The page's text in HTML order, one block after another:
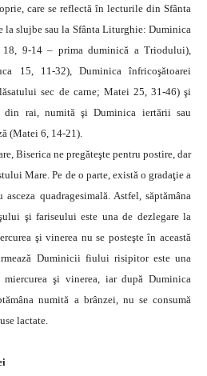
care se reflectă în lecturile din Sfânta
la slujbe sau la Sfânta Liturghie: Duminica
9-14 – prima duminică a Triodului),
15, 11-32), Duminica înfricoşătoarei
sec de carne; Matei 25, 31-46) şi
rai, numită şi Duminica iertării sau
(Matei 6, 14-21).
Biserica ne pregăteşte pentru postire, dar
Mare. Pe de o parte, există o gradaţie a
quadragesimală. Astfel, săptămâna
şi fariseului este una de dezlegare la
şi vinerea nu se posteşte în această
Duminicii fiului risipitor este una
şi vinerea, iar după Duminica
numită a brânzei, nu se consumă
lactate.